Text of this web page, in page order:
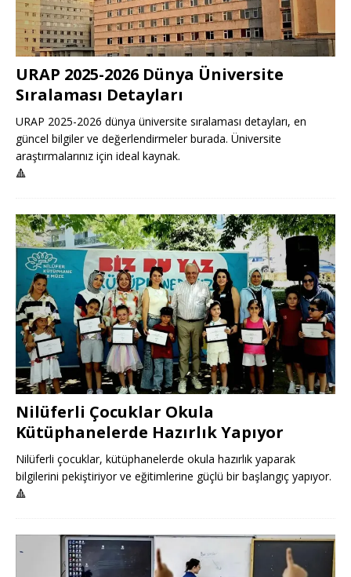
URAP 2025-2026 Dünya Üniversite
Sıralaması Detayları
URAP 2025-2026 dünya üniversite sıralaması detayları, en
güncel bilgiler ve değerlendirmeler burada. Üniversite
araştırmalarınız için ideal kaynak.
🔺
Nilüferli Çocuklar Okula
Kütüphanelerde Hazırlık Yapıyor
Nilüferli çocuklar, kütüphanelerde okula hazırlık yaparak
bilgilerini pekiştiriyor ve eğitimlerine güçlü bir başlangıç yapıyor.
🔺